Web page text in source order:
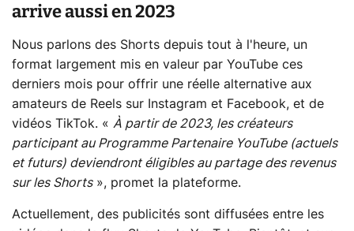
arrive aussi en 2023
Nous parlons des Shorts depuis tout à l'heure, un
format largement mis en valeur par YouTube ces
derniers mois pour offrir une réelle alternative aux
amateurs de Reels sur Instagram et Facebook, et de
vidéos TikTok. « À partir de 2023, les créateurs
participant au Programme Partenaire YouTube (actuels
et futurs) deviendront éligibles au partage des revenus
sur les Shorts», promet la plateforme.
Actuellement, des publicités sont diffusées entre les